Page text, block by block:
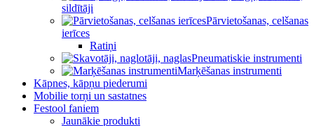
sildītāji
Pārvietošanas, celšanas
ierīces
Ratiņi
Pneumatiskie instrumenti
Marķēšanas instrumenti
Kāpnes, kāpņu piederumi
Mobilie torņi un sastatnes
Festool faniem
Jaunākie produkti